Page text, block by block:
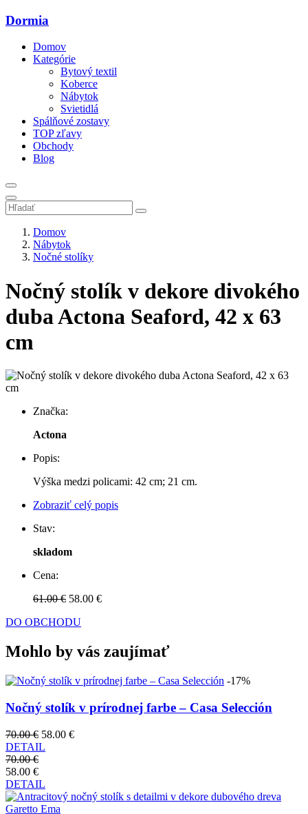
Dormia
Domov
Kategórie
Bytový textil
Koberce
Nábytok
Svietidlá
Spálňové zostavy
TOP zľavy
Obchody
Blog
Domov
Nábytok
Nočné stolíky
Nočný stolík v dekore divokého
duba Actona Seaford, 42 x 63
cm
Značka:
Actona
Popis:
Výška medzi policami: 42 cm; 21 cm.
Zobraziť celý popis
Stav:
skladom
Cena:
61.00 € 58.00 €
DO OBCHODU
Mohlo by vás zaujímať
-17%
Nočný stolík v prírodnej farbe – Casa Selección
70.00 € 58.00 €
DETAIL
70.00 €
58.00 €
DETAIL